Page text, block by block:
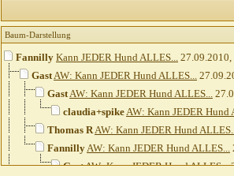
Baum-Darstellung
Fannilly Kann JEDER Hund ALLES... 27.09.2010,
GastAW: Kann JEDER Hund ALLES...
GastAW: Kann JEDER Hund ALLES...
claudia+spikeAW: Kann JEDER Hund
Thomas RAW: Kann JEDER Hund
FannillyAW: Kann JEDER Hund ALLES...
GastAW: Kann JEDER Hund ALLES...